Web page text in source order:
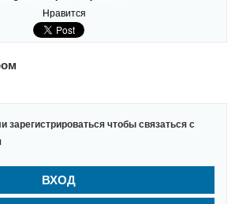
Нравится
чтобы связаться с
ВХОД